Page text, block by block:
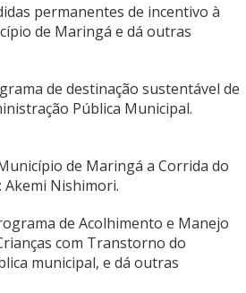
permanentes de incentivo à
de Maringá e dá outras
de destinação sustentável de
Pública Municipal.
de Maringá a Corrida do
Akemi Nishimori.
de Acolhimento e Manejo
com Transtorno do
municipal, e dá outras